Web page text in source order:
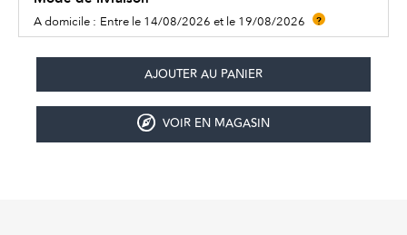
A domicile : Entre le 14/08/2026 et le 19/08/2026 ?
VOIR EN MAGASIN